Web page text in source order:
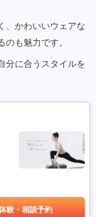
、かわいいウェアな
も魅力です。
分に合うスタイルを
験・相談予約